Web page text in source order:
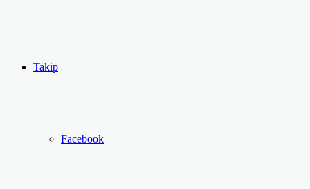
...
Ol
Takip
Facebook